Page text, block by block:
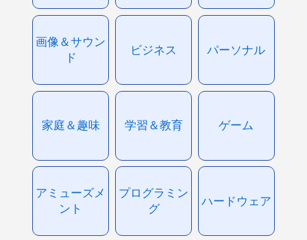
画像＆サウン
ド
ビジネス パーソナル
家庭＆趣味 学習＆教育 ゲーム
アミューズメ
ント
プログラミン
グ
ハードウェア